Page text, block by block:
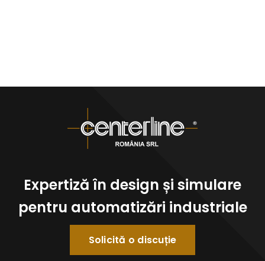
Expertiză în design și simulare
pentru automatizări industriale
Solicită o discuție